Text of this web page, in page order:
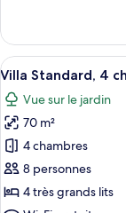
chambres,
non-
fumeurs,
vue
jardin
le
type
de
chambre
Villa
Supérieure,
5
chambres,
non-
fumeurs,
vue
Afficher
toutes
les
photos
pour
ce
type
de
8
Villa Standard, 4
Vue sur le jardin
70 m²
4 chambres
8 personnes
4 très grands lits